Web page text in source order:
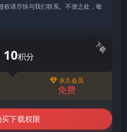
权请尽快与我们联系。不便之处，敬
下载
10积分
永久会员
免费
买下载权限